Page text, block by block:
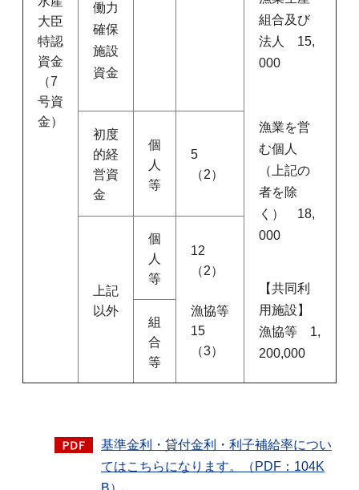
組合及び
法人 15,
000
漁業を営
む個人
（上記の
者を除
く） 18,
000
【共同利
用施設】
漁協等 1,
200,000
大臣
特認
資金
（7
号資
金）
働力
確保
施設
資金
初度
的経
営資
金
個
人
等
5
（2）
上記
以外
個
人
等
12
（2）
漁協等
15
（3）
組
合
等
基準金利・貸付金利・利子補給率につい
てはこちらになります。（PDF：104K